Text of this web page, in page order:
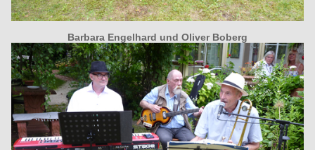
Barbara Engelhard und Oliver Boberg